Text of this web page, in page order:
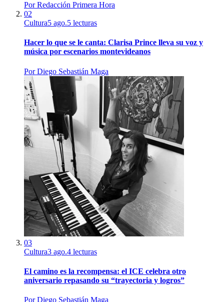
PorRedacción Primera Hora
02
Cultura5 ago.5 lecturas
Hacer lo que se le canta: Clarisa Prince lleva su voz y
música por escenarios montevideanos
PorDiego Sebastián Maga
03
Cultura3 ago.4 lecturas
El camino es la recompensa: el ICE celebra otro
aniversario repasando su “trayectoria y logros”
PorDiego Sebastián Maga